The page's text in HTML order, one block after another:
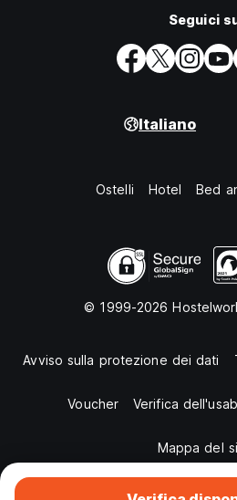
Seguici
Italiano
Ostelli Hotel Bed
© 1999-2026
Avviso sulla protezione dei dati
Voucher Verifica
Mappa del